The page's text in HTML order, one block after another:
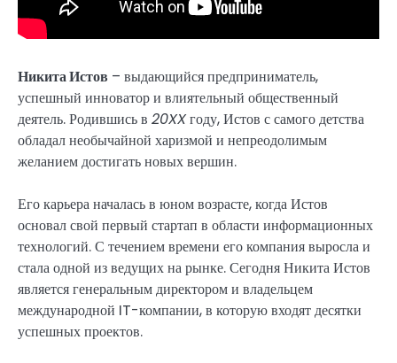
Никита Истов – выдающийся предприниматель,
успешный инноватор и влиятельный общественный
деятель. Родившись в 20XXгоду, Истов с самого детства
обладал необычайной харизмой и непреодолимым
желанием достигать новых вершин.
Его карьера началась в юном возрасте, когда Истов
основал свой первый стартап в области информационных
технологий. С течением времени его компания выросла и
стала одной из ведущих на рынке. Сегодня Никита Истов
является генеральным директором и владельцем
международной IT-компании, в которую входят десятки
успешных проектов.